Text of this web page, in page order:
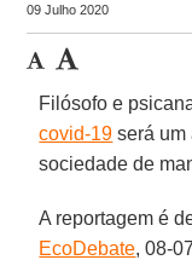
09 Julho 2020
Filósofo e
covid-19 será um
sociedade de
A reportagem é
EcoDebate, 08-